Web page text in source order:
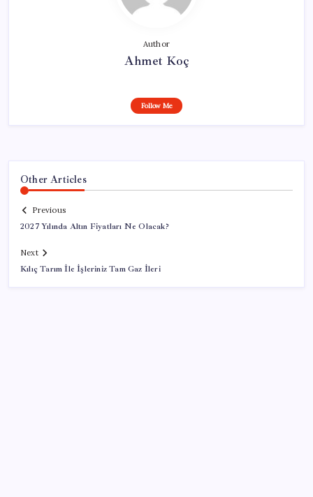
Author
Ahmet Koç
Follow Me
Other Articles
Previous
2027 Yılında Altın Fiyatları Ne Olacak?
Next
Kılıç Tarım İle İşleriniz Tam Gaz İleri